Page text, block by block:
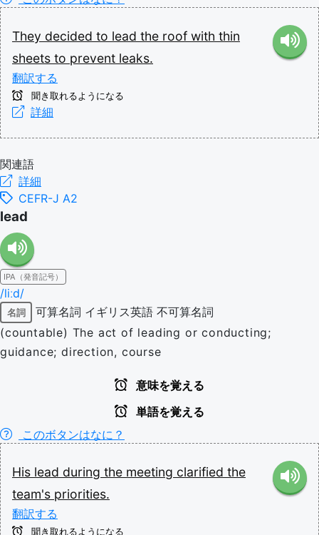
They decided to lead the roof with thin
sheets to prevent leaks.
翻訳する
聞き取れるようになる
詳細
関連語
詳細
CEFR-J A2
lead
IPA（発音記号）
/liːd/
名詞 可算名詞 イギリス英語 不可算名詞
(countable) The act of leading or conducting;
guidance; direction, course
意味を覚える
単語を覚える
このボタンはなに？
His lead during the meeting clarified the
team's priorities.
翻訳する
聞き取れるようになる